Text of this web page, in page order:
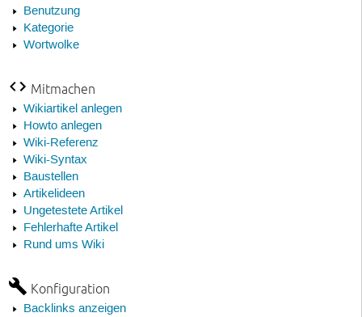
Benutzung
Kategorie
Wortwolke
Mitmachen
Wikiartikel anlegen
Howto anlegen
Wiki-Referenz
Wiki-Syntax
Baustellen
Artikelideen
Ungetestete Artikel
Fehlerhafte Artikel
Rund ums Wiki
Konfiguration
Backlinks anzeigen